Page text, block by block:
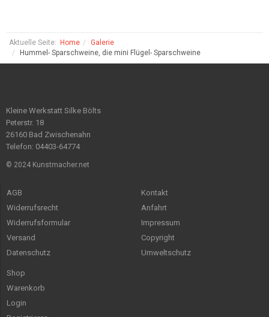
Aktuelle Seite: Home
Galerie
Hummel- Sparschweine, die mini Flügel- Sparschweine
Kleine Werkstatt Silke Bölts
Peterstr. 18
26160 Bad Zwischenahn
Telefon: 04403-64774
© 2024 Kunstmacher.net
AGB
Widerrufsrecht
Widerrufsformular
Versand
Datenschutz
Kontakt
Anfahrt
Impressum
Copyright
Umweltschutz
Shop
Warenkorb
Login